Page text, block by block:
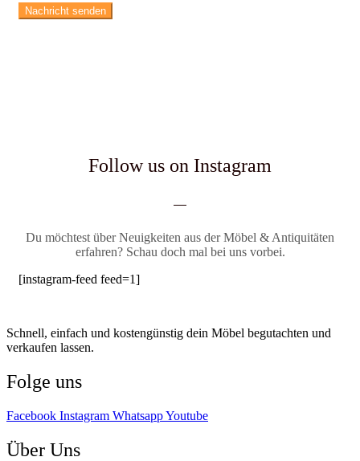
Follow us on Instagram
Du möchtest über Neuigkeiten aus der Möbel & Antiquitäten
erfahren? Schau doch mal bei uns vorbei.
[instagram-feed feed=1]
Schnell, einfach und kostengünstig dein Möbel begutachten und
verkaufen lassen.
Folge uns
Facebook Instagram WhatsappYoutube
Über Uns